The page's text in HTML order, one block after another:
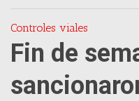
Controles viales
Fin de